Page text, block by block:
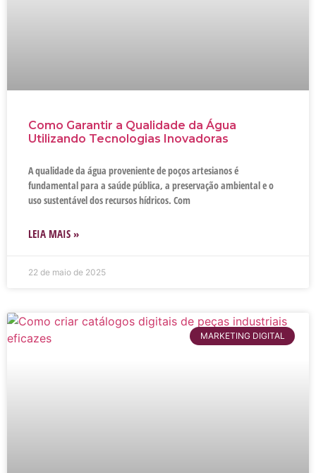
Como Garantir a Qualidade da Água
Utilizando Tecnologias Inovadoras
A qualidade da água proveniente de poços artesianos é
fundamental para a saúde pública, a preservação ambiental e o
uso sustentável dos recursos hídricos. Com
LEIA MAIS »
22 de maio de 2025
MARKETING DIGITAL